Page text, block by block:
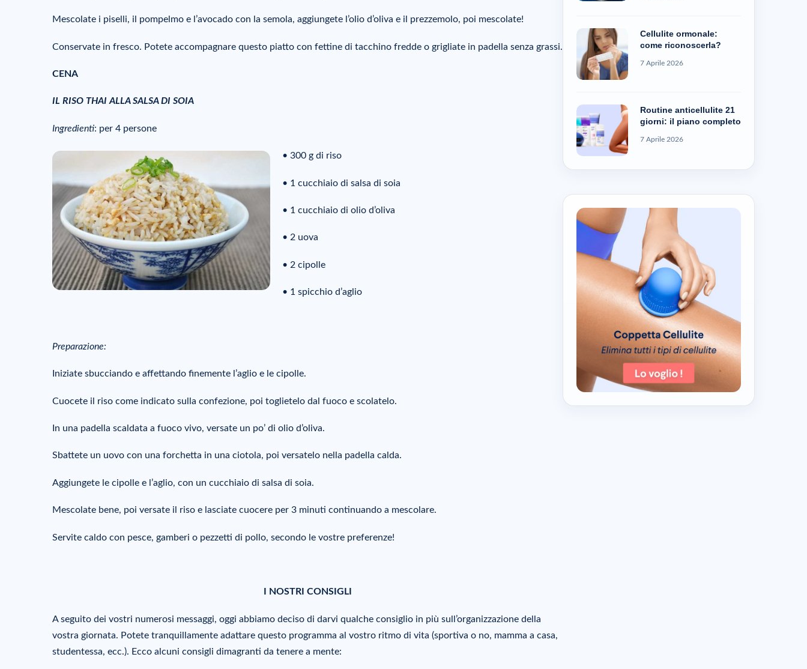
Mescolate i piselli, il pompelmo e l’avocado con la semola, aggiungete l’olio d’oliva e il prezzemolo, poi mescolate!
Conservate in fresco. Potete accompagnare questo piatto con fettine di tacchino fredde o grigliate in padella senza grassi.
CENA
IL RISO THAI ALLA SALSA DI SOIA
Ingredienti: per 4 persone
• 300 g di riso
• 1 cucchiaio di salsa di soia
• 1 cucchiaio di olio d’oliva
• 2 uova
• 2 cipolle
• 1 spicchio d’aglio
Preparazione:
Iniziate sbucciando e affettando finemente l’aglio e le cipolle.
Cuocete il riso come indicato sulla confezione, poi toglietelo dal fuoco e scolatelo.
In una padella scaldata a fuoco vivo, versate un po’ di olio d’oliva.
Sbattete un uovo con una forchetta in una ciotola, poi versatelo nella padella calda.
Aggiungete le cipolle e l’aglio, con un cucchiaio di salsa di soia.
Mescolate bene, poi versate il riso e lasciate cuocere per 3 minuti continuando a mescolare.
Servite caldo con pesce, gamberi o pezzetti di pollo, secondo le vostre preferenze!
I NOSTRI CONSIGLI
A seguito dei vostri numerosi messaggi, oggi abbiamo deciso di darvi qualche consiglio in più sull’organizzazione della
vostra giornata. Potete tranquillamente adattare questo programma al vostro ritmo di vita (sportiva o no, mamma a casa,
studentessa, ecc.). Ecco alcuni consigli dimagranti da tenere a mente:
Cellulite ormonale:
come riconoscerla?
7 Aprile 2026
Routine anticellulite 21
giorni: il piano completo
7 Aprile 2026